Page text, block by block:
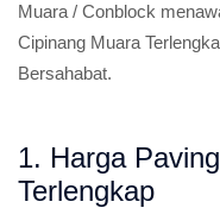
Muara / Conblock
Cipinang Muara
Bersahabat.
1. Harga
Terlengkap